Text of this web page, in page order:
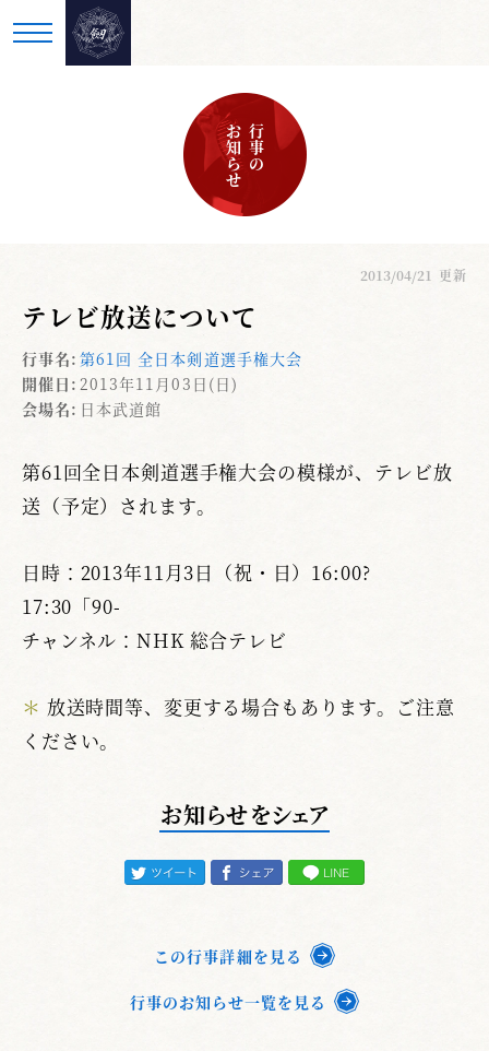
行事の
お知らせ
2013/04/21 更新
テレビ放送について
行事名: 第61回 全日本剣道選手権大会
開催日: 2013年11月03日(日)
会場名: 日本武道館
第61回全日本剣道選手権大会の模様が、テレビ放
送（予定）されます。
日時：2013年11月3日（祝・日）16:00?
17:30「90-
チャンネル：NHK 総合テレビ
＊ 放送時間等、変更する場合もあります。ご注意
ください。
お知らせをシェア
この行事詳細を見る
行事のお知らせ一覧を見る